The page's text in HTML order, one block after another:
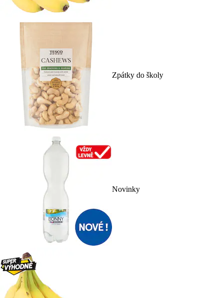
Zpátky do školy
Novinky